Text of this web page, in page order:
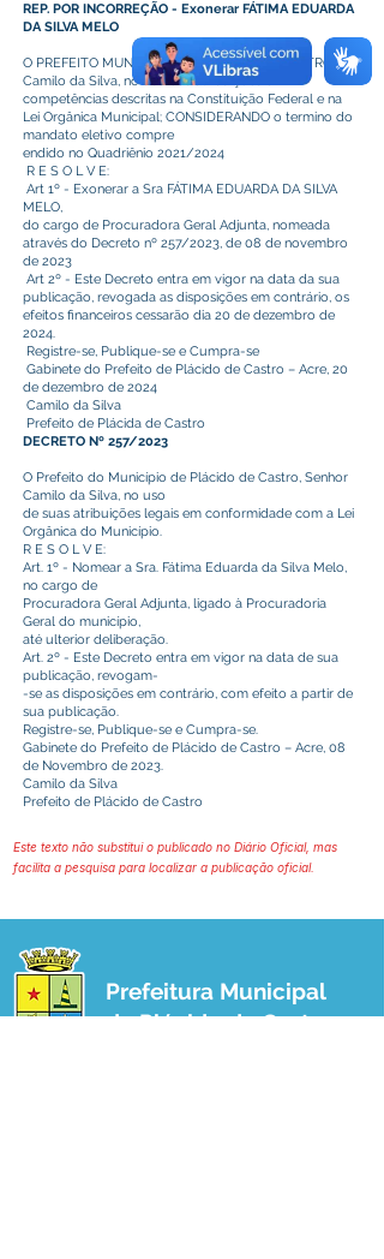
REP. POR INCORREÇÃO - Exonerar FÁTIMA EDUARDA
DA SILVA MELO
O PREFEITO MUNICIPAL DE PLÁCIDO DE CASTRO,
Camilo da Silva, no uso das atribuições e
competências descritas na Constituição Federal e na
Lei Orgânica Municipal; CONSIDERANDO o termino do
mandato eletivo compre
endido no Quadriênio 2021/2024
R E S O L V E:
Art 1º - Exonerar a Sra FÁTIMA EDUARDA DA SILVA
MELO,
do cargo de Procuradora Geral Adjunta, nomeada
através do Decreto nº 257/2023, de 08 de novembro
de 2023
Art 2º - Este Decreto entra em vigor na data da sua
publicação, revogada as disposições em contrário, os
efeitos financeiros cessarão dia 20 de dezembro de
2024.
Registre-se, Publique-se e Cumpra-se
Gabinete do Prefeito de Plácido de Castro – Acre, 20
de dezembro de 2024
Camilo da Silva
Prefeito de Plácida de Castro
DECRETO Nº 257/2023
O Prefeito do Município de Plácido de Castro, Senhor
Camilo da Silva, no uso
de suas atribuições legais em conformidade com a Lei
Orgânica do Município.
R E S O L V E:
Art. 1º - Nomear a Sra. Fátima Eduarda da Silva Melo,
no cargo de
Procuradora Geral Adjunta, ligado à Procuradoria
Geral do município,
até ulterior deliberação.
Art. 2º - Este Decreto entra em vigor na data de sua
publicação, revogam-
-se as disposições em contrário, com efeito a partir de
sua publicação.
Registre-se, Publique-se e Cumpra-se.
Gabinete do Prefeito de Plácido de Castro – Acre, 08
de Novembro de 2023.
Camilo da Silva
Prefeito de Plácido de Castro
Este texto não substitui o publicado no Diário Oficial, mas
facilita a pesquisa para localizar a publicação oficial.
Prefeitura Municipal
de Plácido de Castro